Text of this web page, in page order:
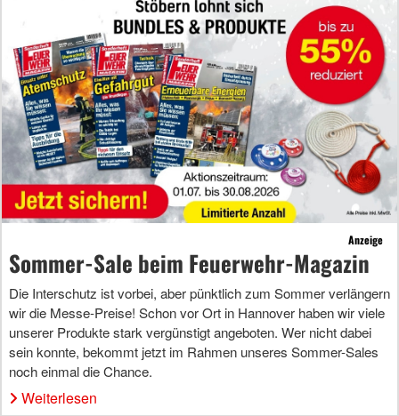
Anzeige
Sommer-Sale beim Feuerwehr-Magazin
Die Interschutz ist vorbei, aber pünktlich zum Sommer verlängern
wir die Messe-Preise! Schon vor Ort in Hannover haben wir viele
unserer Produkte stark vergünstigt angeboten. Wer nicht dabei
sein konnte, bekommt jetzt im Rahmen unseres Sommer-Sales
noch einmal die Chance.
Weiterlesen